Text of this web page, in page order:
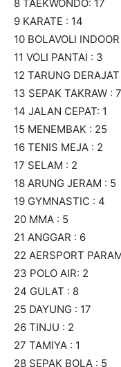
8 TAEKWONDO: 17
9 KARATE : 14
10 BOLAVOLI
11 VOLI PANTAI : 3
12 TARUNG
13 SEPAK TAKRAW : 7
14 JALAN CEPAT: 1
15 MENEMBAK : 25
16 TENIS MEJA : 2
17 SELAM : 2
18 ARUNG JERAM : 5
19 GYMNASTIC : 4
20 MMA : 5
21 ANGGAR : 6
22 AERSPORT
23 POLO AIR: 2
24 GULAT : 8
25 DAYUNG : 17
26 TINJU : 2
27 TAMIYA : 1
28 SEPAK BOLA : 5